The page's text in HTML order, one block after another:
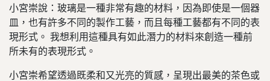
小宮崇說：玻璃是一種非常有趣的材料，因為即使是一個器
皿，也有許多不同的製作工藝，而且每種工藝都有不同的表
現形式。 我想利用這種具有如此潛力的材料來創造一種前
所未有的表現形式。
小宮崇希望透過既柔和又光亮的質感，呈現出最美的茶色或